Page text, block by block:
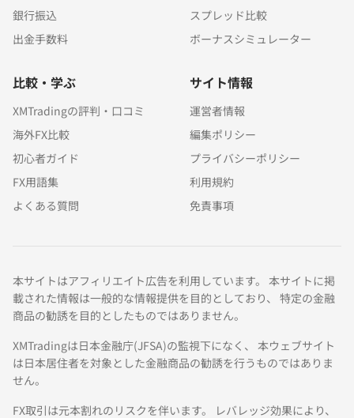
銀行振込
出金手数料
スプレッド比較
ボーナスシミュレーター
比較・学ぶ
XMTradingの評判・口コミ
海外FX比較
初心者ガイド
FX用語集
よくある質問
サイト情報
運営者情報
編集ポリシー
プライバシーポリシー
利用規約
免責事項
本サイトはアフィリエイト広告を利用しています。 本サイトに掲
載された情報は一般的な情報提供を目的としており、 特定の金融
商品の勧誘を目的としたものではありません。
XMTradingは日本金融庁(JFSA)の監視下になく、 本ウェブサイト
は日本居住者を対象とした金融商品の勧誘を行うものではありま
せん。
FX取引は元本割れのリスクを伴います。 レバレッジ効果により、